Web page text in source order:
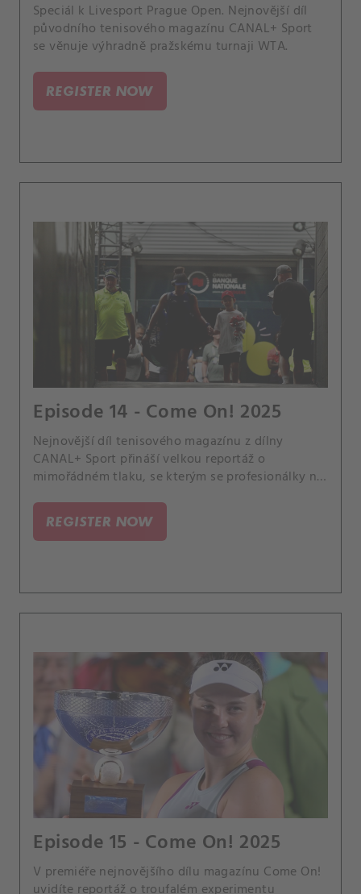
Speciál k Livesport Prague Open. Nejnovější díl
původního tenisového magazínu CANAL+ Sport
se věnuje výhradně pražskému turnaji WTA.
REGISTER NOW
Episode 14 - Come On! 2025
Nejnovější díl tenisového magazínu z dílny
CANAL+ Sport přináší velkou reportáž o
mimořádném tlaku, se kterým se profesionálky na
kurtu, na němž je pozorují fanoušci z různých
koutů světa.
REGISTER NOW
Episode 15 - Come On! 2025
V premiéře nejnovějšího dílu magazínu Come On!